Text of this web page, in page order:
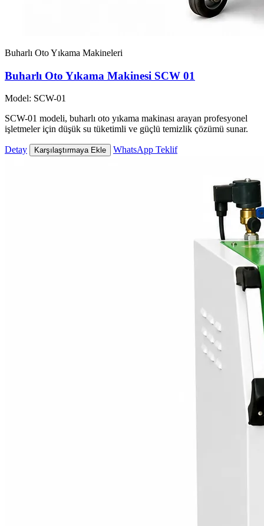
Buharlı Oto Yıkama Makineleri
Buharlı Oto Yıkama Makinesi SCW 01
Model: SCW-01
SCW-01 modeli, buharlı oto yıkama makinası arayan profesyonel
işletmeler için düşük su tüketimli ve güçlü temizlik çözümü sunar.
Detay Karşılaştırmaya Ekle WhatsApp Teklif